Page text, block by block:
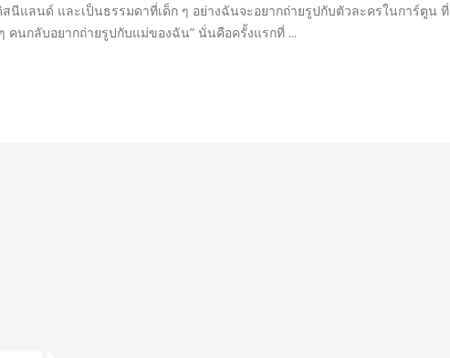
แลนด์ และเป็นธรรมดาที่เด็ก ๆ อย่างฉันจะอยากถ่ายรูปกับตัวละครในการ์ตูน ที่
นกลับอยากถ่ายรูปกับแม่ของฉัน” นั่นคือครั้งแรกที่ ...